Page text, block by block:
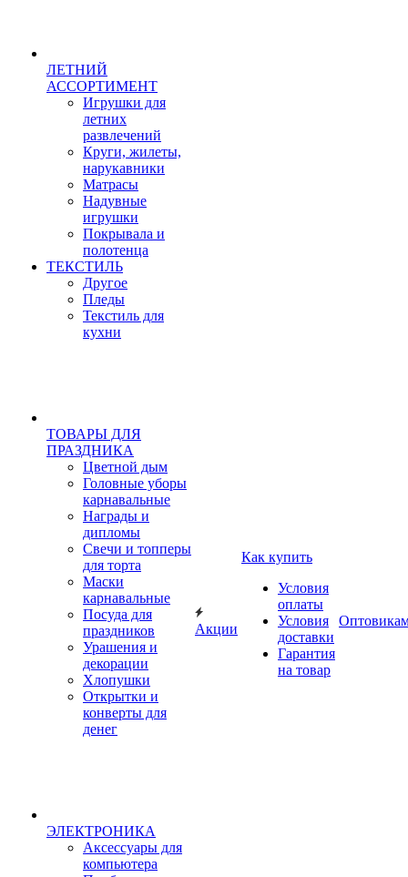
ЛЕТНИЙ
АССОРТИМЕНТ
Игрушки для
летних
развлечений
Круги, жилеты,
нарукавники
Матрасы
Надувные
игрушки
Покрывала и
полотенца
ТЕКСТИЛЬ
Другое
Пледы
Текстиль для
кухни
ТОВАРЫ ДЛЯ
ПРАЗДНИКА
Цветной дым
Головные уборы
карнавальные
Награды и
дипломы
Свечи и топперы
для торта
Маски
карнавальные
Посуда для
праздников
Урашения и
декорации
Хлопушки
Открытки и
конверты для
денег
ЭЛЕКТРОНИКА
Аксессуары для
компьютера
Акции
Как купить
Условия
оплаты
Условия
доставки
Гарантия
на товар